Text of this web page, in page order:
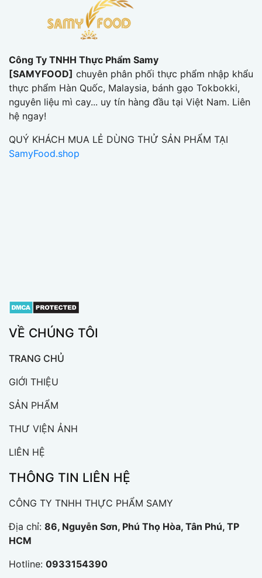
Công Ty TNHH Thực Phẩm Samy
[SAMYFOOD] chuyên phân phối thực phẩm nhập khẩu
thực phẩm Hàn Quốc, Malaysia, bánh gạo Tokbokki,
nguyên liệu mì cay... uy tín hàng đầu tại Việt Nam. Liên
hệ ngay!
QUÝ KHÁCH MUA LẺ DÙNG THỬ SẢN PHẨM TẠI
SamyFood.shop
VỀ CHÚNG TÔI
TRANG CHỦ
GIỚI THIỆU
SẢN PHẨM
THƯ VIỆN ẢNH
LIÊN HỆ
THÔNG TIN LIÊN HỆ
CÔNG TY TNHH THỰC PHẨM SAMY
Địa chỉ: 86, Nguyễn Sơn, Phú Thọ Hòa, Tân Phú, TP
HCM
Hotline: 0933154390